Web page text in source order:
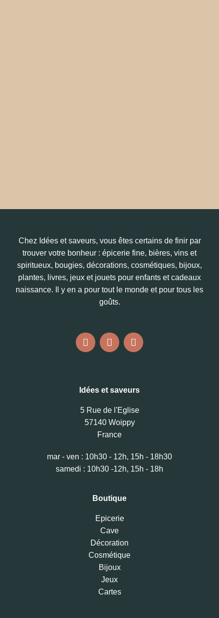
Chez Idées et saveurs, vous êtes certains de finir par
trouver votre bonheur : épicerie fine, bières, vins et
spiritueux, bougies, décorations, cosmétiques, bijoux,
plantes, livres, jeux et jouets pour enfants et cadeaux
naissance. Il y en a pour tout le monde et pour tous les
goûts.
Idées et saveurs
5 Rue de l'Eglise
57140 Woippy
France
mar - ven : 10h30 - 12h, 15h - 18h30
samedi : 10h30 -12h, 15h - 18h
Boutique
Epicerie
Cave
Décoration
Cosmétique
Bijoux
Jeux
Cartes